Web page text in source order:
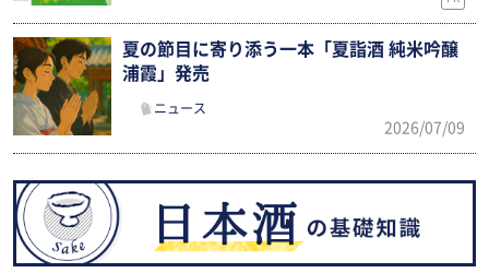
夏の節目に寄り添う一本「夏詣酒 純米吟醸
浦霞」発売
ニュース
2026/07/09